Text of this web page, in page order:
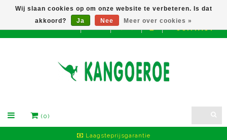
EUR CONTACT
(0)
Laagsteprijsgarantie
Wij slaan cookies op om onze website te verbeteren. Is dat
akkoord?
Ja Nee Meer over cookies »